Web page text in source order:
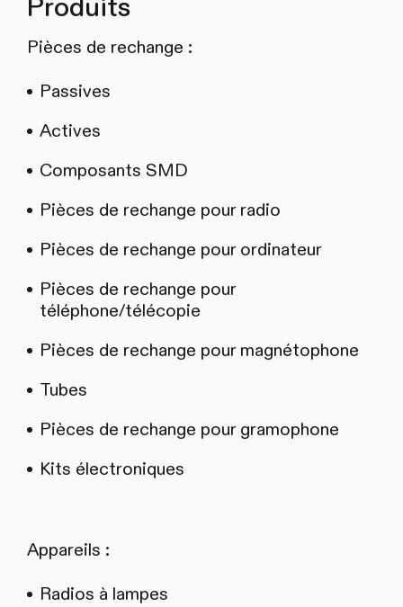
Produits
Pièces de rechange :
Passives
Actives
Composants SMD
Pièces de rechange pour radio
Pièces de rechange pour ordinateur
Pièces de rechange pour
téléphone/télécopie
Pièces de rechange pour magnétophone
Tubes
Pièces de rechange pour gramophone
Kits électroniques
Appareils :
Radios à lampes